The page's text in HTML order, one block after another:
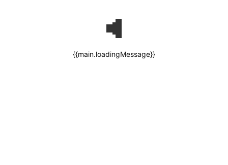
{{main.loadingMessage}}